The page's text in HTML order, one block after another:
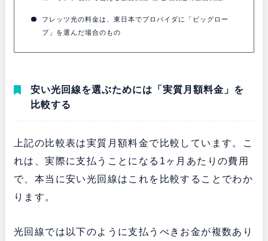
フレッツ光の料金は、東日本でプロバイダに「ビッグロー
ブ」を選んだ場合のもの
安い光回線を選ぶためには「実質月額料金」を
比較する
上記の比較表は実質月額料金で比較しています。こ
れは、実際に支払うことになる1ヶ月あたりの費用
で、本当に安い光回線はこれを比較することでわか
ります。
光回線では以下のように支払うべきお金が複数あり